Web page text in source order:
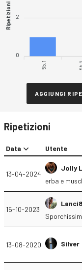
2
0
Ripetizioni
5b.1
AGGIUNGI
Ripetizioni
Data Utente
13-04-2024
Jolly
erba e
15-10-2023
13-08-2020 Silver